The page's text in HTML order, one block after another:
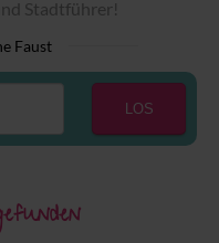
Stadtführer!
LOS